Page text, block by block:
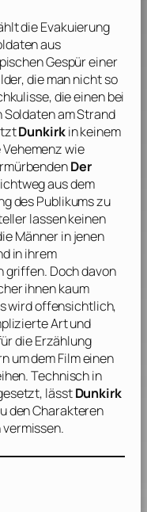
die Evakuierung
aus
Gespür einer
die man nicht so
die einen bei
am Strand
Dunkirkin keinem
wie
Der
aus dem
des Publikums zu
lassen keinen
Männer in jenen
in ihrem
griffen. Doch davon
ihnen kaum
wird offensichtlich,
Art und
die Erzählung
um dem Film einen
Technisch in
lässtDunkirk
den Charakteren